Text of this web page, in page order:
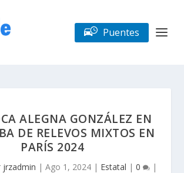
Puentes
ALEGNA GONZÁLEZ EN
DE RELEVOS MIXTOS EN
PARÍS 2024
jrzadmin | Ago 1, 2024| Estatal | 0 |